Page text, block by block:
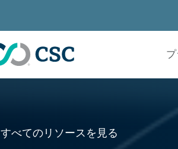
すべてのリソースを見る